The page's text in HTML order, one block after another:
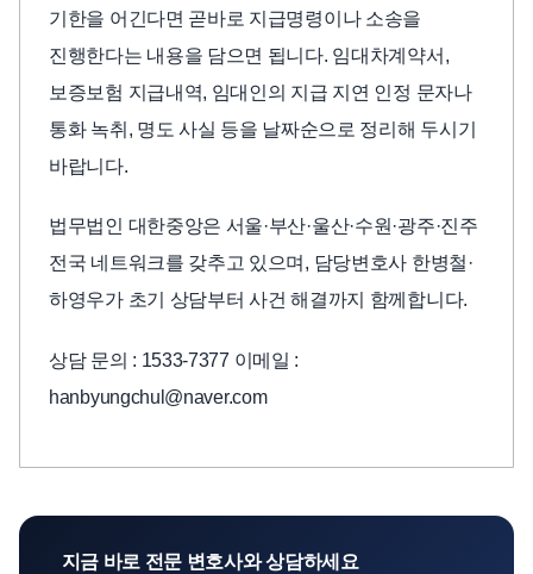
기한을 어긴다면 곧바로 지급명령이나 소송을
진행한다는 내용을 담으면 됩니다. 임대차계약서,
보증보험 지급내역, 임대인의 지급 지연 인정 문자나
통화 녹취, 명도 사실 등을 날짜순으로 정리해 두시기
바랍니다.
법무법인 대한중앙은 서울·부산·울산·수원·광주·진주
전국 네트워크를 갖추고 있으며, 담당변호사 한병철·
하영우가 초기 상담부터 사건 해결까지 함께합니다.
상담 문의 : 1533-7377 이메일 :
hanbyungchul@naver.com
지금 바로 전문 변호사와 상담하세요